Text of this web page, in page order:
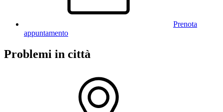
Prenota
appuntamento
Problemi in città